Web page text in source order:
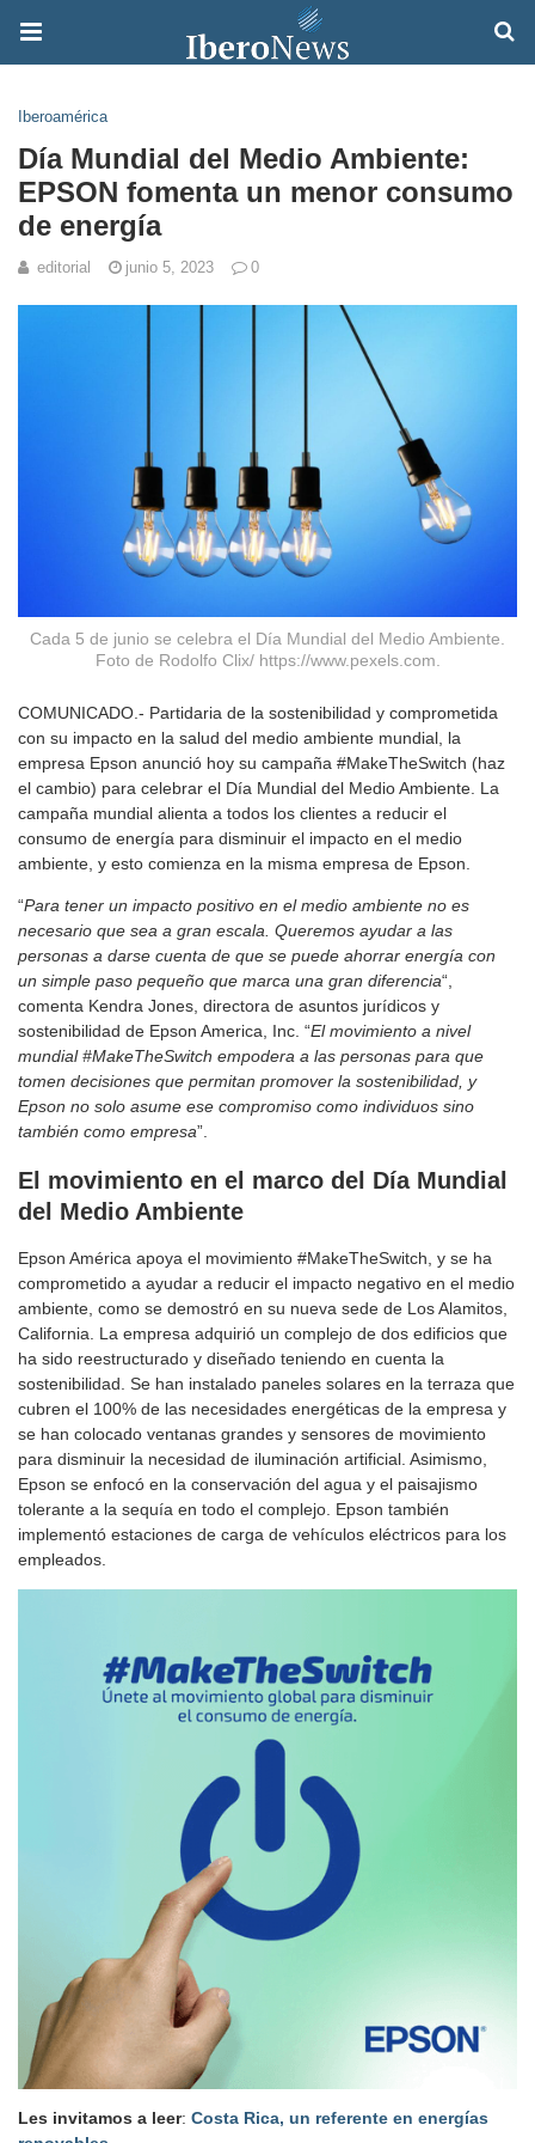
Iberoamérica
Día Mundial del Medio Ambiente:
EPSON fomenta un menor consumo
de energía
editorial junio 5, 2023 0
Cada 5 de junio se celebra el Día Mundial del Medio Ambiente.
Foto de Rodolfo Clix/ https://www.pexels.com.
COMUNICADO.- Partidaria de la sostenibilidad y comprometida
con su impacto en la salud del medio ambiente mundial, la
empresa Epson anunció hoy su campaña #MakeTheSwitch (haz
el cambio) para celebrar el Día Mundial del Medio Ambiente. La
campaña mundial alienta a todos los clientes a reducir el
consumo de energía para disminuir el impacto en el medio
ambiente, y esto comienza en la misma empresa de Epson.
“Para tener un impacto positivo en el medio ambiente no es
necesario que sea a gran escala. Queremos ayudar a las
personas a darse cuenta de que se puede ahorrar energía con
un simple paso pequeño que marca una gran diferencia“,
comenta Kendra Jones, directora de asuntos jurídicos y
sostenibilidad de Epson America, Inc. “El movimiento a nivel
mundial #MakeTheSwitch empodera a las personas para que
tomen decisiones que permitan promover la sostenibilidad, y
Epson no solo asume ese compromiso como individuos sino
también como empresa”.
El movimiento en el marco del Día Mundial
del Medio Ambiente
Epson América apoya el movimiento #MakeTheSwitch, y se ha
comprometido a ayudar a reducir el impacto negativo en el medio
ambiente, como se demostró en su nueva sede de Los Alamitos,
California. La empresa adquirió un complejo de dos edificios que
ha sido reestructurado y diseñado teniendo en cuenta la
sostenibilidad. Se han instalado paneles solares en la terraza que
cubren el 100% de las necesidades energéticas de la empresa y
se han colocado ventanas grandes y sensores de movimiento
para disminuir la necesidad de iluminación artificial. Asimismo,
Epson se enfocó en la conservación del agua y el paisajismo
tolerante a la sequía en todo el complejo. Epson también
implementó estaciones de carga de vehículos eléctricos para los
empleados.
Les invitamos a leer: Costa Rica, un referente en energías